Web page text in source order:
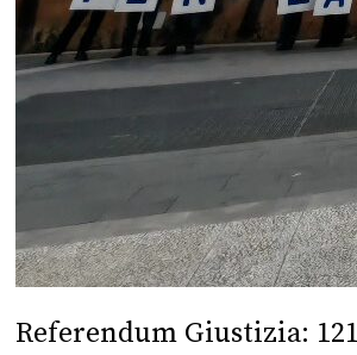
Referendum Giustizia: